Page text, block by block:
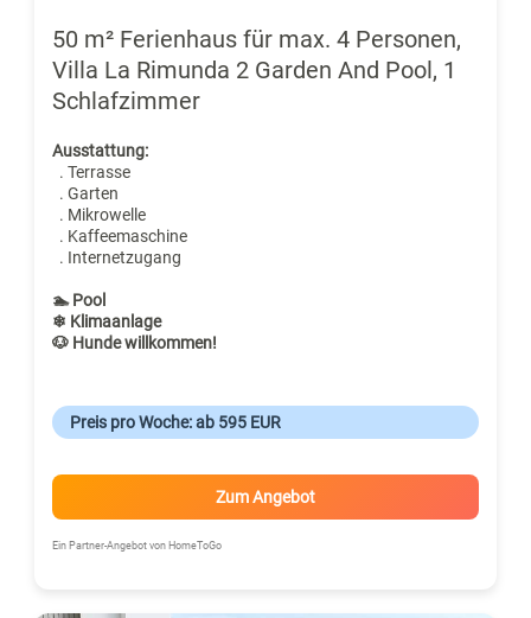
50 m² Ferienhaus für max. 4 Personen,
Villa La Rimunda 2 Garden And Pool, 1
Schlafzimmer
Ausstattung:
. Terrasse
. Garten
. Mikrowelle
. Kaffeemaschine
. Internetzugang
🏊 Pool
❄ Klimaanlage
🐶 Hunde willkommen!
Preis pro Woche: ab 595 EUR
Zum Angebot
Ein Partner-Angebot von HomeToGo